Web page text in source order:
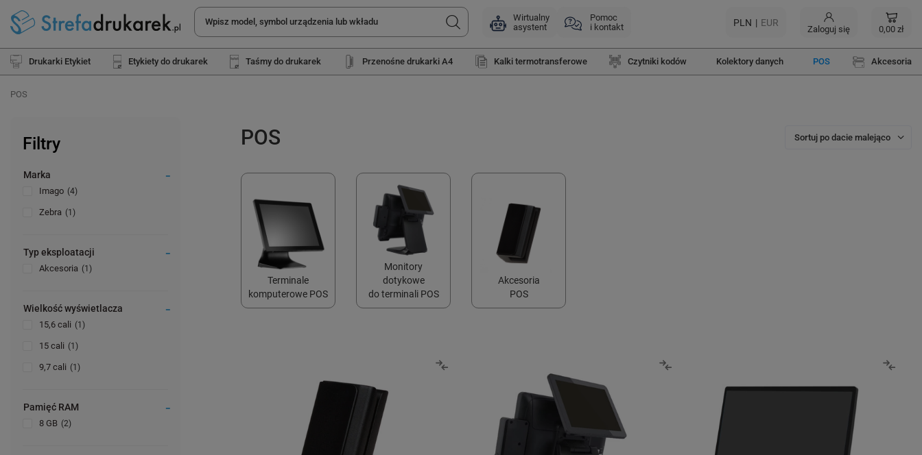
Wirtualny
asystent
Pomoc
i kontakt
PLN EUR
Zaloguj się 0,00 zł
Drukarki Etykiet Etykiety do drukarek Taśmy do drukarek Przenośne drukarki A4 Kalki termotransferowe Czytniki kodów Kolektory danych POS Akcesoria
POS
Filtry
Marka
Imago 4
Zebra 1
Typ eksploatacji
Akcesoria 1
Wielkość wyświetlacza
15,6 cali 1
15 cali 1
9,7 cali 1
Pamięć RAM
8 GB 2
POS Sortuj po dacie malejąco
Terminale
komputerowe POS
Monitory
dotykowe
do terminali POS
Akcesoria
POS